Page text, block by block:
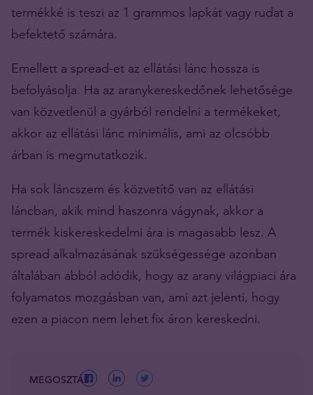
termékké is teszi az 1 grammos lapkát vagy rudat a
befektető számára.
Emellett a spread-et az ellátási lánc hossza is
befolyásolja. Ha az aranykereskedőnek lehetősége
van közvetlenül a gyárból rendelni a termékeket,
akkor az ellátási lánc minimális, ami az olcsóbb
árban is megmutatkozik.
Ha sok láncszem és közvetítő van az ellátási
láncban, akik mind haszonra vágynak, akkor a
termék kiskereskedelmi ára is magasabb lesz. A
spread alkalmazásának szükségessége azonban
általában abból adódik, hogy az arany világpiaci ára
folyamatos mozgásban van, ami azt jelenti, hogy
ezen a piacon nem lehet fix áron kereskedni.
MEGOSZTÁS